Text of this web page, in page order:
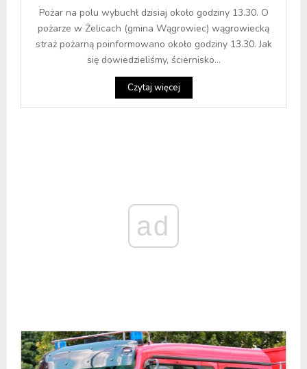
Pożar na polu wybuchł dzisiaj około godziny 13.30. O
pożarze w Żelicach (gmina Wągrowiec) wągrowiecką
straż pożarną poinformowano około godziny 13.30. Jak
się dowiedzieliśmy, ściernisko...
Czytaj więcej
ad